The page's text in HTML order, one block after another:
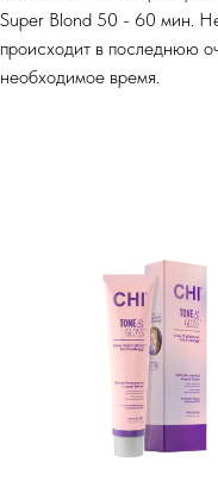
Super Blond 50 - 60 мин.
происходит в последнюю
необходимое время.